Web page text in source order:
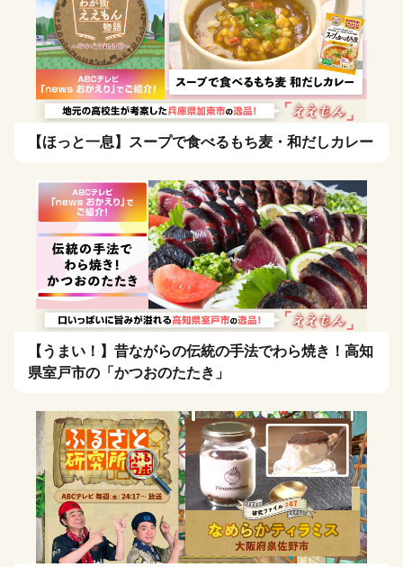
【ほっと一息】スープで食べるもち麦・和だしカレー
【うまい！】昔ながらの伝統の手法でわら焼き！高知
県室戸市の「かつおのたたき」